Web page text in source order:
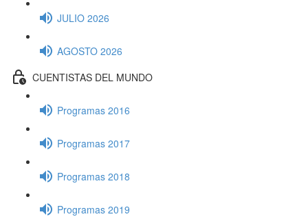
JULIO 2026
AGOSTO 2026
CUENTISTAS DEL MUNDO
Programas 2016
Programas 2017
Programas 2018
Programas 2019